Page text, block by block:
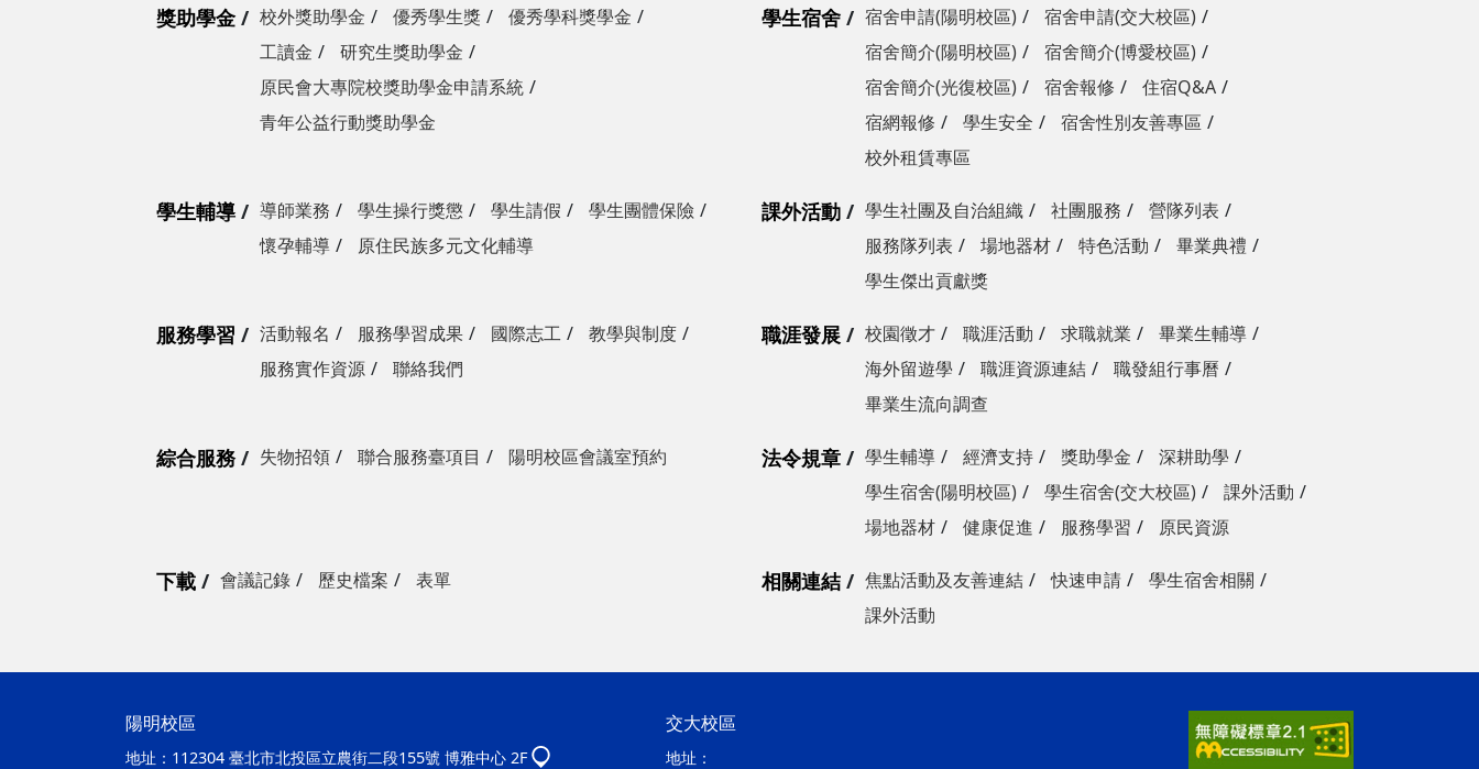
獎助學金 校外獎助學金 優秀學生獎
優秀學科獎學金
工讀金
研究生獎助學金
原民會大專院校獎助學金申請系統
青年公益行動獎助學金
學生宿舍 宿舍申請(陽明校區)
宿舍申請(交大校區)
宿舍簡介(陽明校區)
宿舍簡介(博愛校區)
宿舍簡介(光復校區)
宿舍報修
住宿Q&A
宿網報修
學生安全
宿舍性別友善專區
校外租賃專區
學生輔導 導師業務 學生操行獎懲 學生請假
學生團體保險
懷孕輔導
原住民族多元文化輔導
課外活動 學生社團及自治組織 社團服務
營隊列表
服務隊列表
場地器材 特色活動
畢業典禮
學生傑出貢獻獎
服務學習 活動報名 服務學習成果 國際志工
教學與制度
服務實作資源
聯絡我們
職涯發展 校園徵才 職涯活動 求職就業
畢業生輔導
海外留遊學
職涯資源連結
職發組行事曆
畢業生流向調查
綜合服務 失物招領 聯合服務臺項目 陽明校區會議室預約 法令規章 學生輔導 經濟支持 獎助學金
深耕助學
學生宿舍(陽明校區)
學生宿舍(交大校區)
課外活動
場地器材
健康促進 服務學習 原民資源
下載 會議記錄 歷史檔案 表單 相關連結 焦點活動及友善連結 快速申請
學生宿舍相關
課外活動
陽明校區
地址： 112304 臺北市北投區立農街二段155號 博雅中心 2F
交大校區
地址：